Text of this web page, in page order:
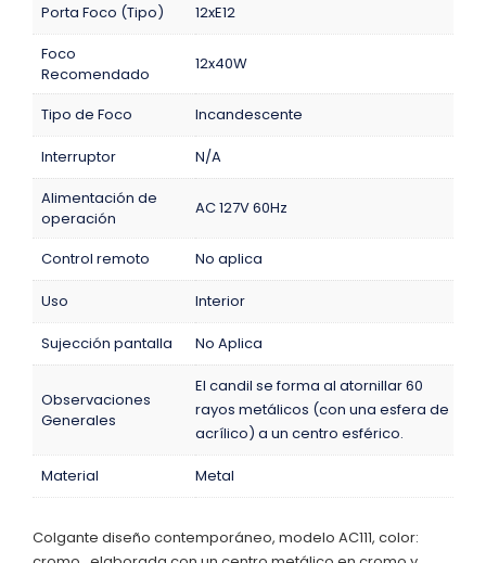
Porta Foco (Tipo)
12xE12
Foco
Recomendado
12x40W
Tipo de Foco Incandescente
Interruptor
N/A
Alimentación de
operación
AC 127V 60Hz
Control remoto No aplica
Uso Interior
Sujección pantalla No Aplica
Observaciones
Generales
El candil se forma al atornillar 60
rayos metálicos (con una esfera de
acrílico) a un centro esférico.
Material Metal
Colgante diseño contemporáneo, modelo AC111, color: